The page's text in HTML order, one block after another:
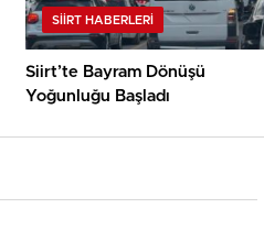
SIIRT HABERLERI
Siirt’te Bayram Dönüşü
Yoğunluğu Başladı